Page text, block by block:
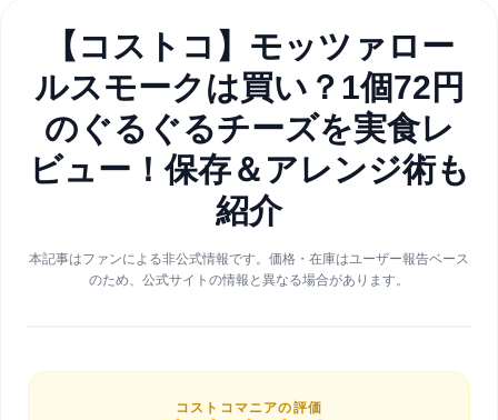
【コストコ】モッツァロー
ルスモークは買い？1個72円
のぐるぐるチーズを実食レ
ビュー！保存＆アレンジ術も
紹介
本記事はファンによる非公式情報です。価格・在庫はユーザー報告ベース
のため、公式サイトの情報と異なる場合があります。
コストコマニアの評価